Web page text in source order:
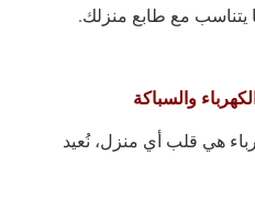
يتناسب مع طابع منزلك.
هي قلب أي منزل، نُعيد